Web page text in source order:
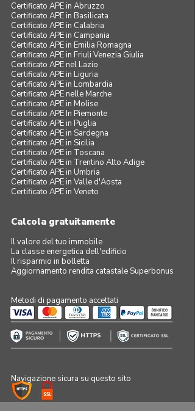
Certificato APE in Abruzzo
Certificato APE in Basilicata
Certificato APE in Calabria
Certificato APE in Campania
Certificato APE in Emilia Romagna
Certificato APE in Friuli Venezia Giulia
Certificato APE nel Lazio
Certificato APE in Liguria
Certificato APE in Lombardia
Certificato APE nelle Marche
Certificato APE in Molise
Certificato APE In Piemonte
Certificato APE in Puglia
Certificato APE in Sardegna
Certificato APE in Sicilia
Certificato APE in Toscana
Certificato APE in Trentino Alto Adige
Certificato APE in Umbria
Certificato APE in Valle d'Aosta
Certificato APE in Veneto
Calcola gratuitamente
Il valore del tuo immobile
La classe energetica dell'edificio
Il risparmio in bolletta
Aggiornamento rendita catastale Superbonus
Metodi di pagamento accettati
Navigazione sicura su questo sito